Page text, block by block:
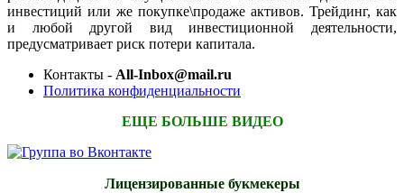
инвестиций или же покупке\продаже активов. Трейдинг, как
и любой другой вид инвестиционной деятельности,
предусматривает риск потери капитала.
Контакты - All-Inbox@mail.ru
Политика конфиденциальности
ЕЩЕ БОЛЬШЕ ВИДЕО
Лицензированные букмекеры